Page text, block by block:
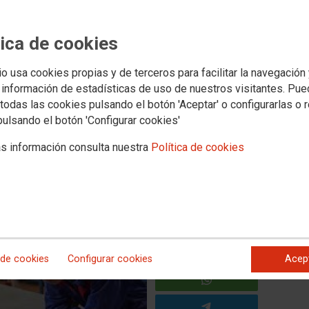
de cookies
usa cookies propias y de terceros para facilitar la navegación
de estadísticas de uso de nuestros visitantes.
las cookies pulsando el botón 'Aceptar' o configurarlas o
el botón 'Configurar cookies'
información consulta nuestra Política de cookies
cookies Configurar cookies
deriva mercantilista en la
Profesional 2030
orientación
calidad del empleo y participación sindical, frente a
empresariales